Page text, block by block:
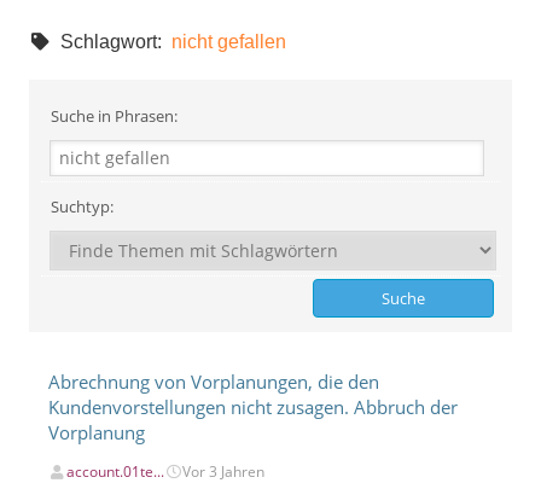
Schlagwort: nicht gefallen
Suche in Phrasen:
Suchtyp:
Abrechnung von Vorplanungen, die den
Kundenvorstellungen nicht zusagen. Abbruch der
Vorplanung
account.01te... Vor 3 Jahren